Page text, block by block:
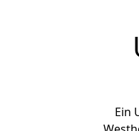
Ein